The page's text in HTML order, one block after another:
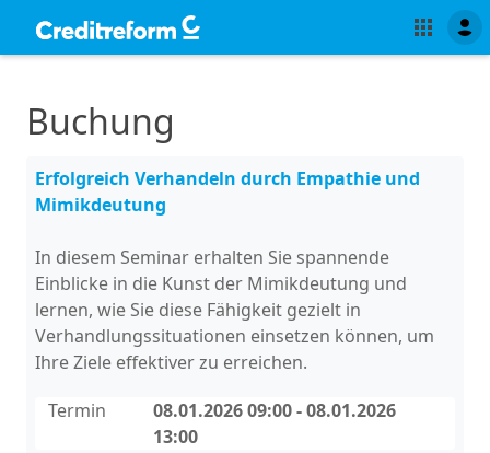
Buchung
Erfolgreich Verhandeln durch Empathie und
Mimikdeutung
In diesem Seminar erhalten Sie spannende
Einblicke in die Kunst der Mimikdeutung und
lernen, wie Sie diese Fähigkeit gezielt in
Verhandlungssituationen einsetzen können, um
Ihre Ziele effektiver zu erreichen.
Termin
08.01.2026 09:00 - 08.01.2026
13:00